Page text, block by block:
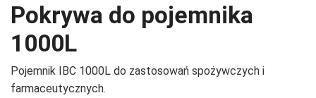
Pokrywa do pojemnika
1000L
Pojemnik IBC 1000L do zastosowań spożywczych i
farmaceutycznych.